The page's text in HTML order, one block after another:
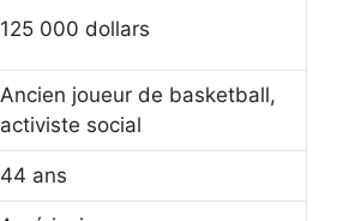
125 000 dollars
Ancien joueur de basketball,
activiste social
44 ans